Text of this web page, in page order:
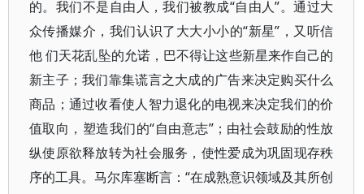
的。我们不是自由人，我们被教成“自由人”。通过大
众传播媒介，我们认识了大大小小的“新星”，又听信
他 们天花乱坠的允诺，巴不得让这些新星来作自己的
新主子；我们靠集谎言之大成的广告来决定购买什么
商品；通过收看使人智力退化的电视来决定我们的价
值取向，塑造我们的“自由意志”；由社会鼓励的性放
纵使原欲释放转为社会服务，使性爱成为巩固现存秩
序的工具。马尔库塞断言：“在成熟意识领域及其所创